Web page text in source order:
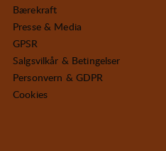
Bærekraft
Presse & Media
GPSR
Salgsvilkår & Betingelser
Personvern & GDPR
Cookies